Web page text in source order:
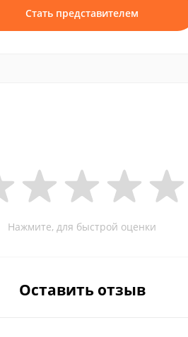
Стать представителем
Нажмите, для быстрой оценки
Оставить отзыв